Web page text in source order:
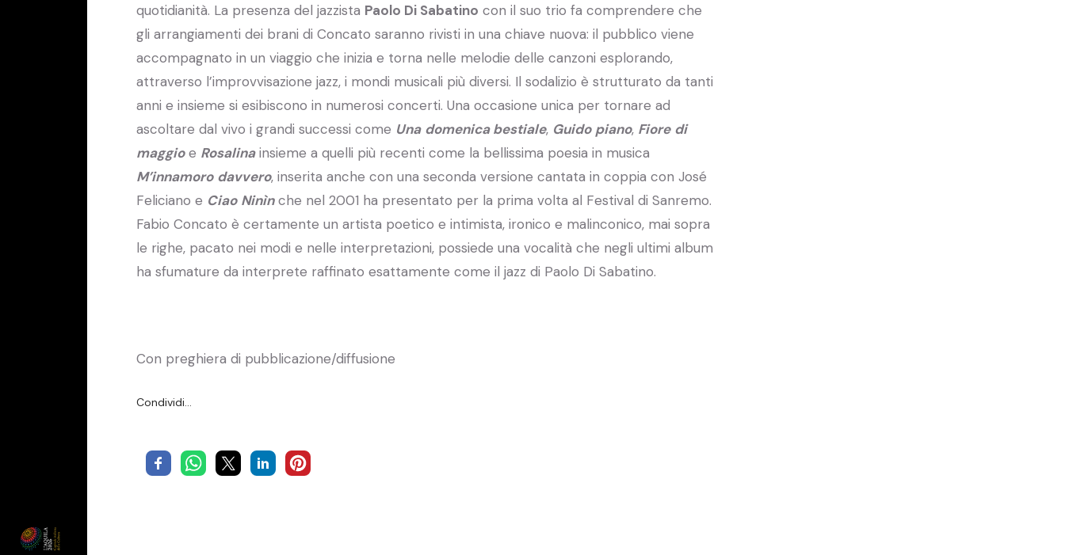
quotidianità. La presenza del jazzista Paolo Di Sabatino con il suo trio fa comprendere che
gli arrangiamenti dei brani di Concato saranno rivisti in una chiave nuova: il pubblico viene
accompagnato in un viaggio che inizia e torna nelle melodie delle canzoni esplorando,
attraverso l’improvvisazione jazz, i mondi musicali più diversi. Il sodalizio è strutturato da tanti
anni e insieme si esibiscono in numerosi concerti. Una occasione unica per tornare ad
ascoltare dal vivo i grandi successi come Una domenica bestiale, Guido​ piano, Fiore​ di
maggioe Rosalina​ insieme a quelli più recenti come la bellissima poesia in musica
M’innamoro​ davvero, inserita anche con una seconda versione cantata in coppia con José
Feliciano e Ciao​ Ninìnche nel 2001 ha presentato per la prima volta al Festival di Sanremo.
Fabio Concato è certamente un artista poetico e intimista, ironico e malinconico, mai sopra
le righe, pacato nei modi e nelle interpretazioni, possiede una vocalità che negli ultimi album
ha sfumature da interprete raffinato esattamente come il jazz di Paolo Di Sabatino.
Con preghiera di pubblicazione/diffusione
Condividi…